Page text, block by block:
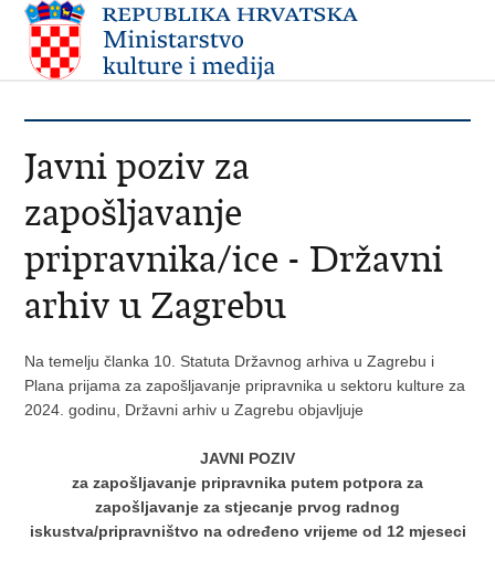
Javni poziv za
zapošljavanje
pripravnika/ice - Državni
arhiv u Zagrebu
Na temelju članka 10. Statuta Državnog arhiva u Zagrebu i
Plana prijama za zapošljavanje pripravnika u sektoru kulture za
2024. godinu, Državni arhiv u Zagrebu objavljuje
JAVNI POZIV
za zapošljavanje pripravnika putem potpora za
zapošljavanje za stjecanje prvog radnog
iskustva/pripravništvo na određeno vrijeme od 12 mjeseci